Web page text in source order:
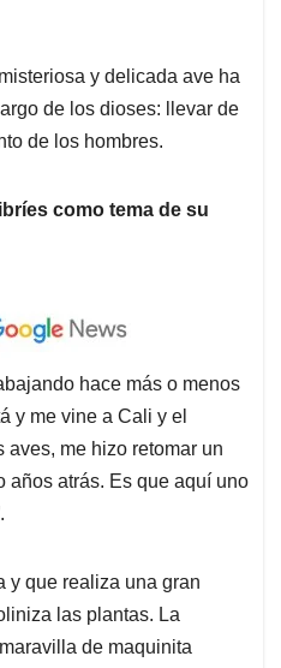
y delicada ave ha
de los dioses: llevar de
de los hombres.
como tema de su
hace más o menos
y me vine a Cali y el
aves, me hizo retomar un
años atrás. Es que aquí uno
y que realiza una gran
las plantas. La
de maquinita